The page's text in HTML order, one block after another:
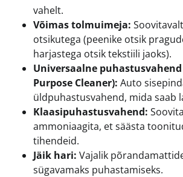
vahelt.
Võimas tolmuimeja:
otsikutega (peenike otsik
harjastega otsik tekstiili jaoks).
Universaalne puhastusvahend
Purpose Cleaner): Auto
üldpuhastusvahend, mida saab
Klaasipuhastusvahend:
ammoniaagita, et säästa
tihendeid.
Jäik hari: Vajalik
sügavamaks puhastamiseks.